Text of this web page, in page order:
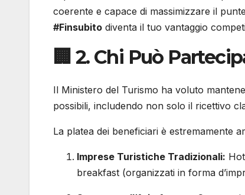
coerente e capace di massimizzare il
#Finsubito diventa il tuo vantaggio
🏢 2. Chi Può
Il Ministero del Turismo ha voluto
possibili, includendo non solo il ricettivo
La platea dei beneficiari è estremamente
Imprese Turistiche Tradizionali:
breakfast (organizzati in forma